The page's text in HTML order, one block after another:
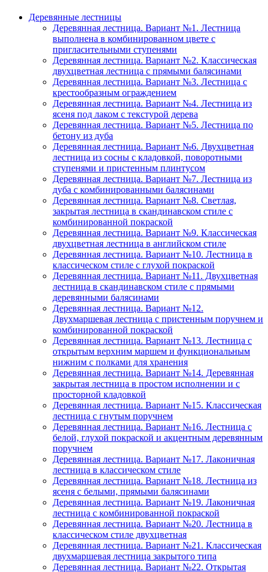
Деревянные лестницы
Деревянная лестница. Вариант №1. Лестница
выполнена в комбинированном цвете с
пригласительными ступенями
Деревянная лестница. Вариант №2. Классическая
двухцветная лестница с прямыми балясинами
Деревянная лестница. Вариант №3. Лестница с
крестообразным ограждением
Деревянная лестница. Вариант №4. Лестница из
ясеня под лаком с текстурой дерева
Деревянная лестница. Вариант №5. Лестница по
бетону из дуба
Деревянная лестница. Вариант №6. Двухцветная
лестница из сосны с кладовкой, поворотными
ступенями и пристенным плинтусом
Деревянная лестница. Вариант №7. Лестница из
дуба с комбинированными балясинами
Деревянная лестница. Вариант №8. Светлая,
закрытая лестница в скандинавском стиле с
комбинированной покраской
Деревянная лестница. Вариант №9. Классическая
двухцветная лестница в английском стиле
Деревянная лестница. Вариант №10. Лестница в
классическом стиле с глухой покраской
Деревянная лестница. Вариант №11. Двухцветная
лестница в скандинавском стиле с прямыми
деревянными балясинами
Деревянная лестница. Вариант №12.
Двухмаршевая лестница с пристенным поручнем и
комбинированной покраской
Деревянная лестница. Вариант №13. Лестница с
открытым верхним маршем и функциональным
нижним с полками для хранения
Деревянная лестница. Вариант №14. Деревянная
закрытая лестница в простом исполнении и с
просторной кладовкой
Деревянная лестница. Вариант №15. Классическая
лестница с гнутым поручнем
Деревянная лестница. Вариант №16. Лестница с
белой, глухой покраской и акцентным деревянным
поручнем
Деревянная лестница. Вариант №17. Лаконичная
лестница в классическом стиле
Деревянная лестница. Вариант №18. Лестница из
ясеня с белыми, прямыми балясинами
Деревянная лестница. Вариант №19. Лаконичная
лестница с комбинированной покраской
Деревянная лестница. Вариант №20. Лестница в
классическом стиле двухцветная
Деревянная лестница. Вариант №21. Классическая
двухмаршевая лестница закрытого типа
Деревянная лестница. Вариант №22. Открытая